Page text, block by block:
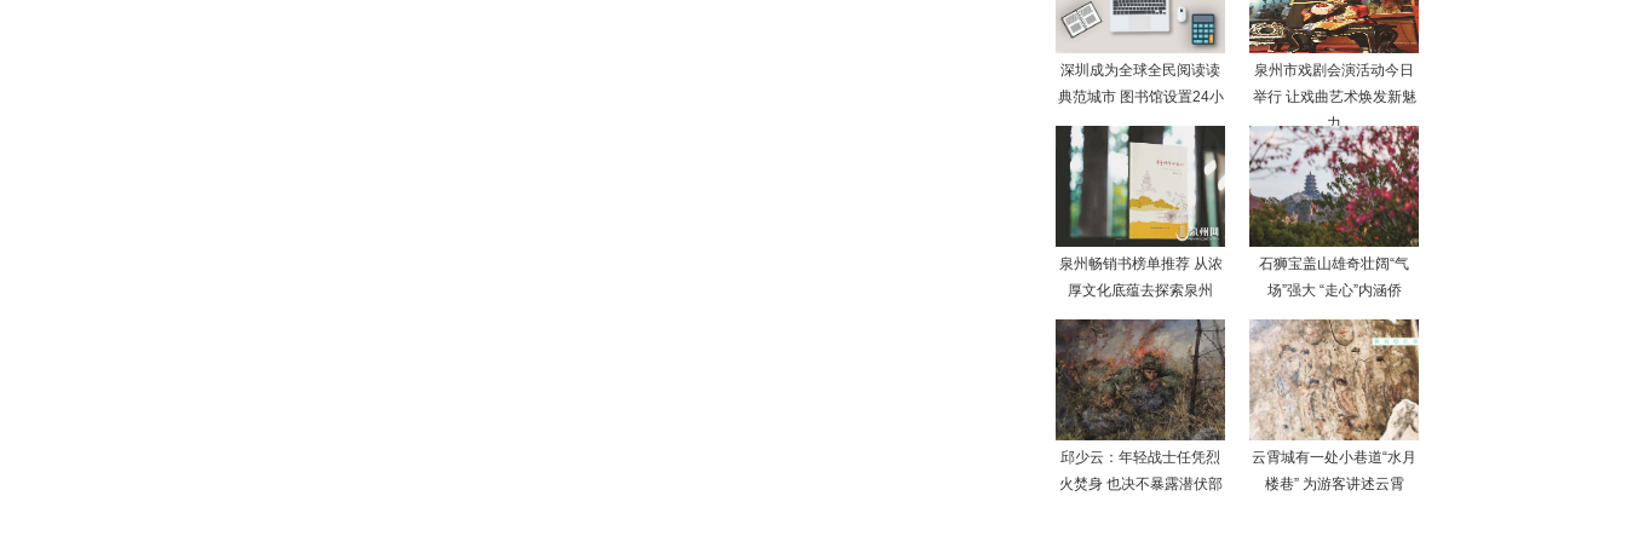
深圳成为全球全民阅读读
典范城市 图书馆设置24小
泉州市戏剧会演活动今日
举行 让戏曲艺术焕发新魅
力
泉州畅销书榜单推荐 从浓
厚文化底蕴去探索泉州
石狮宝盖山雄奇壮阔“气
场”强大 “走心”内涵侨
邱少云：年轻战士任凭烈
火焚身 也决不暴露潜伏部
云霄城有一处小巷道“水月
楼巷” 为游客讲述云霄